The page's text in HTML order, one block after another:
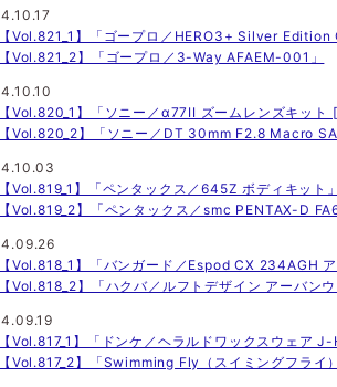
【Vol.821_1】「ゴープロ／HERO3+ Silver
【Vol.821_2】「ゴープロ／3-Way AFAEM-001」
【Vol.820_1】「ソニー／α77II ズームレンズキット
【Vol.820_2】「ソニー／DT 30mm F2.8 Macro
【Vol.819_1】「ペンタックス／645Z ボディキット」
【Vol.819_2】「ペンタックス／smc PENTAX-D
【Vol.818_1】「バンガード／Espod CX 234AGH ア
【Vol.818_2】「ハクバ／ルフトデザイン アーバン
【Vol.817_1】「ドンケ／ヘラルドワックスウェア
【Vol.817_2】「Swimming Fly（スイミングフラ